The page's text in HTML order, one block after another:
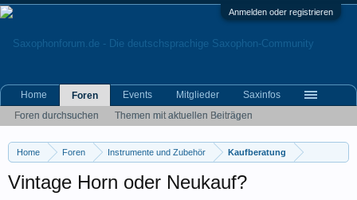
Anmelden oder registrieren
Home Foren Instrumente und Zubehör Kaufberatung
Vintage Horn oder Neukauf?
Home
Foren
Foren durchsuchen
Themen mit aktuellen Beiträgen
Events Mitglieder Saxinfos